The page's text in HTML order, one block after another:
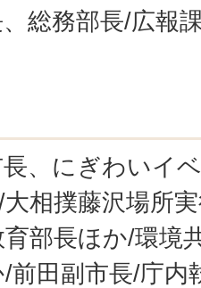
総務部長/広報
、にぎわいイ
相撲藤沢場所
部長ほか/環境
前田副市長/庁内